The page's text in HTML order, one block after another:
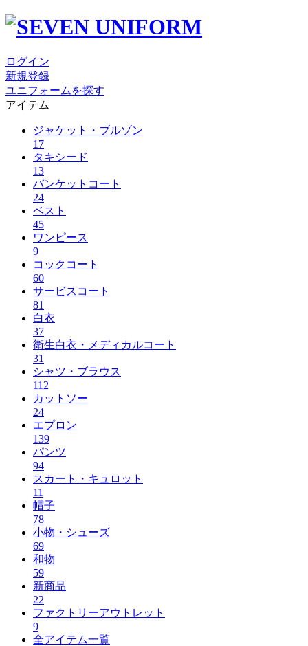
ログイン
新規登録
ユニフォームを探す
アイテム
ジャケット・ブルゾン
17
タキシード
13
バンケットコート
24
ベスト
45
ワンピース
9
コックコート
60
サービスコート
81
白衣
37
衛生白衣・メディカルコート
31
シャツ・ブラウス
112
カットソー
24
エプロン
139
パンツ
94
スカート・キュロット
11
帽子
78
小物・シューズ
69
和物
59
新商品
22
ファクトリーアウトレット
9
全アイテム一覧